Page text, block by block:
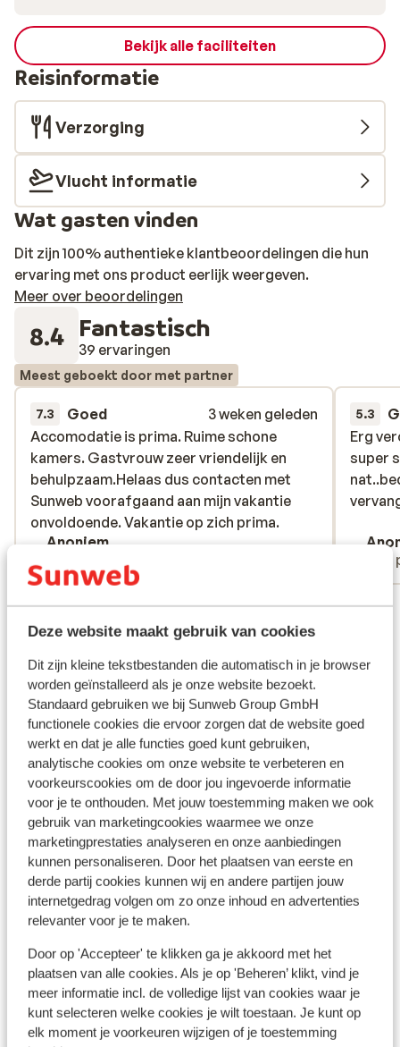
Deze website maakt gebruik van cookies
Dit zijn kleine tekstbestanden die automatisch in je browser
worden geïnstalleerd als je onze website bezoekt.
Standaard gebruiken we bij Sunweb Group GmbH
functionele cookies die ervoor zorgen dat de website goed
werkt en dat je alle functies goed kunt gebruiken,
analytische cookies om onze website te verbeteren en
voorkeurscookies om de door jou ingevoerde informatie
voor je te onthouden. Met jouw toestemming maken we ook
gebruik van marketingcookies waarmee we onze
marketingprestaties analyseren en onze aanbiedingen
kunnen personaliseren. Door het plaatsen van eerste en
derde partij cookies kunnen wij en andere partijen jouw
internetgedrag volgen om zo onze inhoud en advertenties
relevanter voor je te maken.
Door op 'Accepteer' te klikken ga je akkoord met het
plaatsen van alle cookies. Als je op 'Beheren’ klikt, vind je
meer informatie incl. de volledige lijst van cookies waar je
kunt selecteren welke cookies je wilt toestaan. Je kunt op
elk moment je voorkeuren wijzigen of je toestemming
Bekijk alle faciliteiten
Reisinformatie
Verzorging
Vlucht informatie
Wat gasten vinden
Dit zijn 100% authentieke klantbeoordelingen die hun
ervaring met ons product eerlijk weergeven.
Meer over beoordelingen
8.4 Fantastisch
39 ervaringen
Meest geboekt door met partner
7.3 Goed
3 weken geleden
Accomodatie is prima. Ruime schone
kamers. Gastvrouw zeer vriendelijk en
behulpzaam.Helaas dus contacten met
Sunweb voorafgaand aan mijn vakantie
onvoldoende. Vakantie op zich prima.
Accomodatie is prima. Ruime schone
kamers. Gastvrouw zeer vriendelijk en
behulpzaam.Helaas dus contacten met
Sunweb voorafgaand aan mijn vakantie
onvoldoende. Vakantie op zich prima.
Anoniem
5.3
Erg
super
Erg
super
Bekijk alle 39 ervaringen
Ligging
Bekijk op kaart
In de buurt
Strand: 100 m
Centrum: 400 m
Luchthaven: 23 km
Andere accommodaties in Samos
Appartementen Le Jardin